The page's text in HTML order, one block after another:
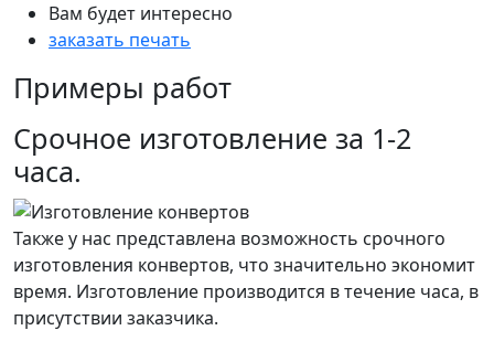
Вам будет интересно
заказать печать
Примеры работ
Срочное изготовление за 1-2
часа.
Также у нас представлена возможность срочного
изготовления конвертов, что значительно экономит
время. Изготовление производится в течение часа, в
присутствии заказчика.